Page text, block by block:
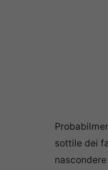
sottile dei